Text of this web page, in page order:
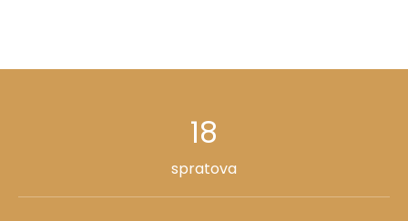
18
spratova